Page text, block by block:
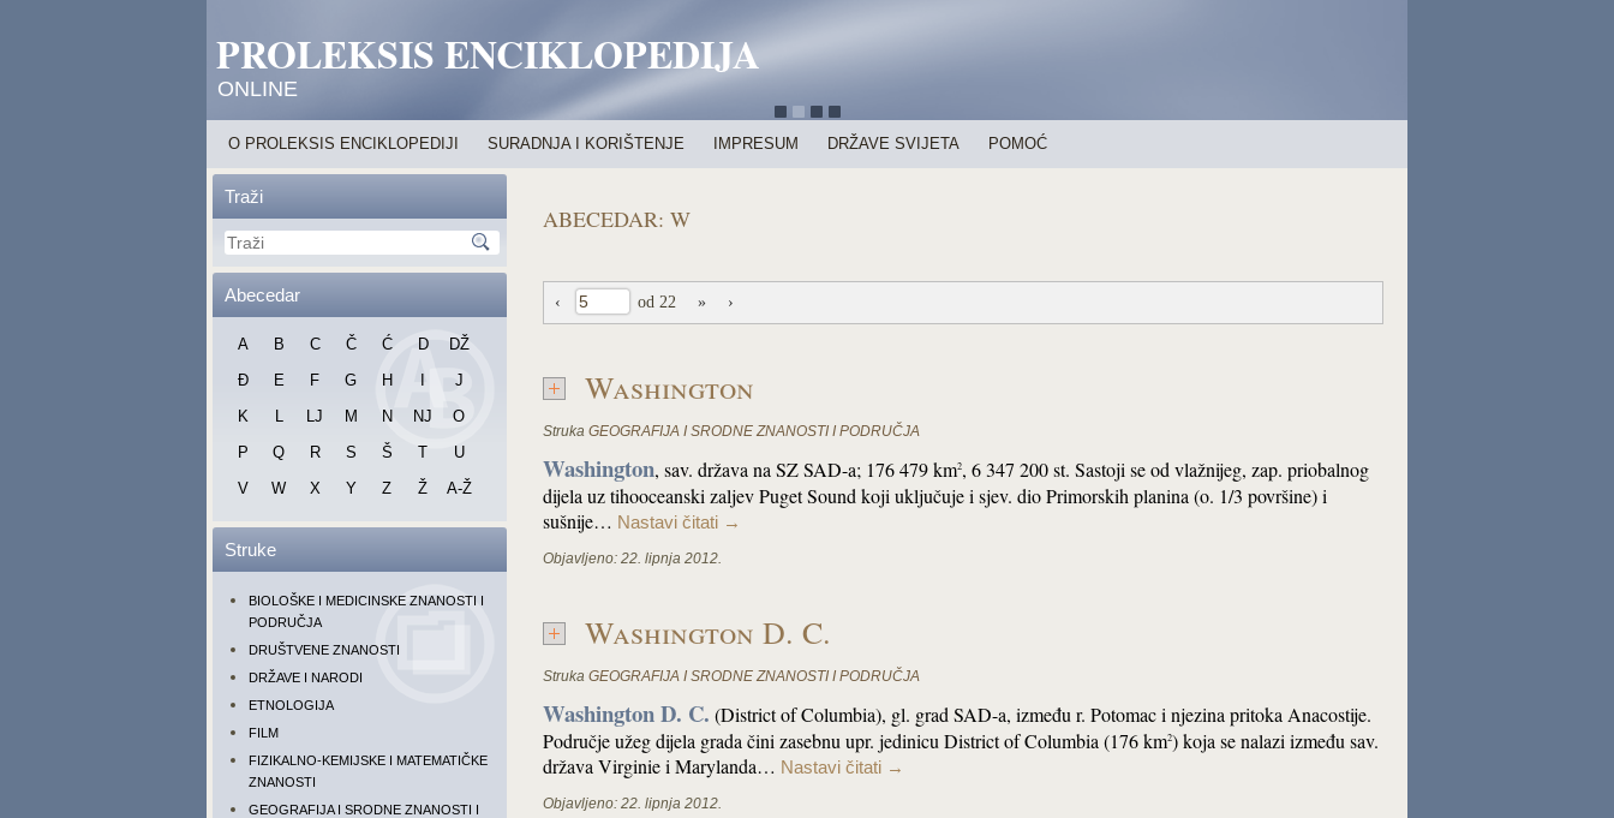
PROLEKSIS ENCIKLOPEDIJA
ONLINE
O PROLEKSIS ENCIKLOPEDIJI SURADNJA I KORIŠTENJE IMPRESUM DRŽAVE SVIJETA POMOĆ
Traži
Abecedar
A B C Č Ć D
DŽ
Đ
E F G H
J
K
L LJ M N NJ
O
P
Q R S Š T
U
V
W X Y Z Ž A-Ž
Struke
BIOLOŠKE I MEDICINSKE ZNANOSTI I
PODRUČJA
DRUŠTVENE ZNANOSTI
DRŽAVE I NARODI
ETNOLOGIJA
FILM
FIZIKALNO-KEMIJSKE I MATEMATIČKE
ZNANOSTI
GEOGRAFIJA I SRODNE ZNANOSTI I
ABECEDAR: W
‹ od 22 » ›
Washington
Struka GEOGRAFIJA I SRODNE ZNANOSTI I PODRUČJA
Washington, sav. država na SZ SAD-a; 176 479 km2, 6 347 200 st. Sastoji se od vlažnijeg, zap. priobalnog
dijela uz tihooceanski zaljev Puget Sound koji uključuje i sjev. dio Primorskih planina (o. 1/3 površine) i
sušnije… Nastavi čitati →
Objavljeno: 22. lipnja 2012.
Washington D. C.
Struka GEOGRAFIJA I SRODNE ZNANOSTI I PODRUČJA
Washington D. C. (District of Columbia), gl. grad SAD-a, između r. Potomac i njezina pritoka Anacostije.
Područje užeg dijela grada čini zasebnu upr. jedinicu District of Columbia (176 km2) koja se nalazi između sav.
država Virginie i Marylanda… Nastavi čitati →
Objavljeno: 22. lipnja 2012.